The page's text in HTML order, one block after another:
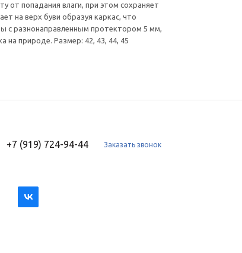
от попадания влаги, при этом сохраняет
на верх буви образуя каркас, что
с разнонаправленным протектором 5 мм,
на природе. Размер: 42, 43, 44, 45
+7 (919) 724-94-44 Заказать звонок